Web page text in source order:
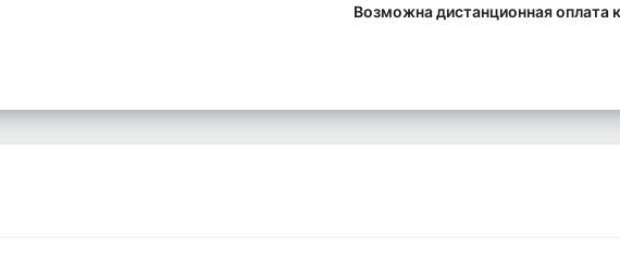
Возможна дистанционная оплата